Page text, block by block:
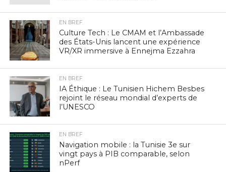
EN BREF
Culture Tech : Le CMAM et l’Ambassade
des États-Unis lancent une expérience
VR/XR immersive à Ennejma Ezzahra
EN BREF
IA Éthique : Le Tunisien Hichem Besbes
rejoint le réseau mondial d’experts de
l’UNESCO
EN BREF
Navigation mobile : la Tunisie 3e sur
vingt pays à PIB comparable, selon
nPerf